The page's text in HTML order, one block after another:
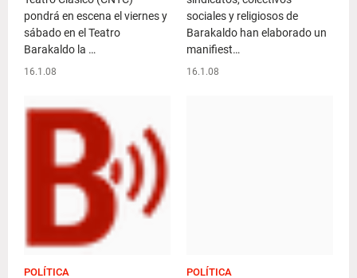
pondrá en escena el viernes y
sábado en el Teatro
Barakaldo la …
16.1.08
sociales y religiosos de
Barakaldo han elaborado un
manifiest…
16.1.08
POLÍTICA POLÍTICA